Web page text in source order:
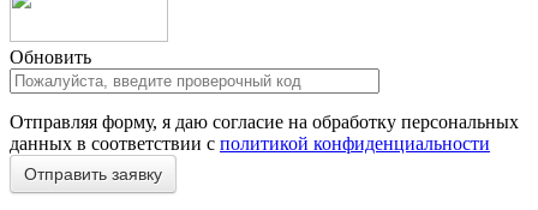
Обновить
Отправляя форму, я даю согласие на обработку персональных
данных в соответствии с политикой конфиденциальности